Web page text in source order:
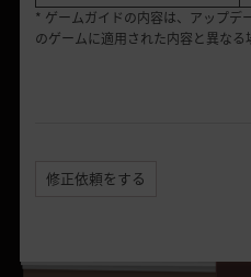
* ゲームガイドの内容は、アップデ
のゲームに適用された内容と異なる
修正依頼をする